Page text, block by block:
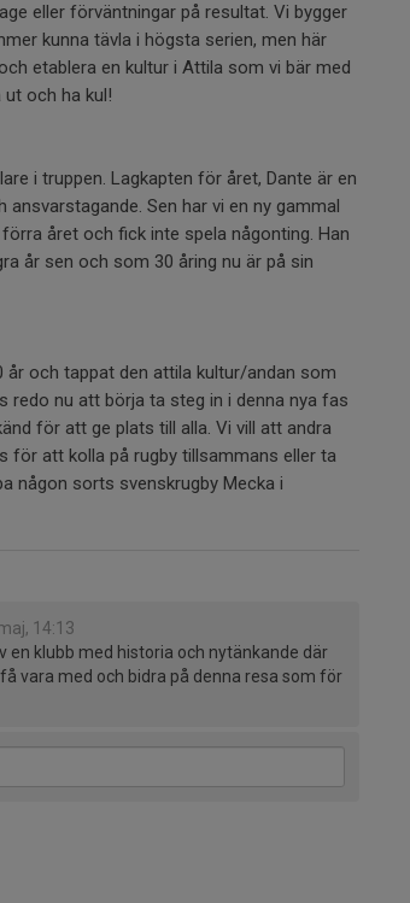
eller förväntningar på resultat. Vi bygger
kunna tävla i högsta serien, men här
etablera en kultur i Attila som vi bär med
och ha kul!
i truppen. Lagkapten för året, Dante är en
Sen har vi en ny gammal
året och fick inte spela någonting. Han
år sen och som 30 åring nu är på sin
och tappat den attila kultur/andan som
redo nu att börja ta steg in i denna nya fas
för att ge plats till alla. Vi vill att andra
för att kolla på rugby tillsammans eller ta
någon sorts svenskrugby Mecka i
14:13
en klubb med historia och nytänkande där
vara med och bidra på denna resa som för